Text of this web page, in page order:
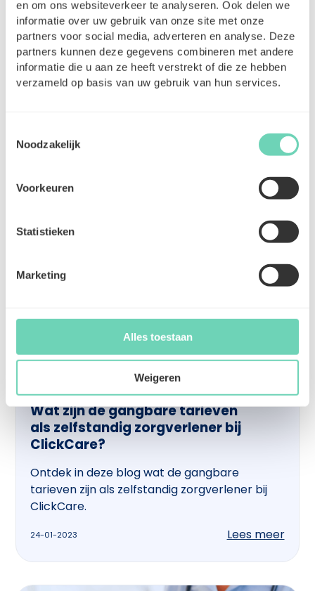
en om ons websiteverkeer te analyseren. Ook delen we
informatie over uw gebruik van onze site met onze
partners voor social media, adverteren en analyse. Deze
partners kunnen deze gegevens combineren met andere
informatie die u aan ze heeft verstrekt of die ze hebben
verzameld op basis van uw gebruik van hun services.
Noodzakelijk
Voorkeuren
Statistieken
Marketing
Alles toestaan
Weigeren
verschillende opdrachten voor zorgkundigen.
Meer info over het zelfstandig student statuut, vind
jehier.
Andere blogs
Wat zijn de gangbare tarieven
als zelfstandig zorgverlener bij
ClickCare?
Ontdek in deze blog wat de gangbare
tarieven zijn als zelfstandig zorgverlener bij
ClickCare.
24-01-2023 Lees meer